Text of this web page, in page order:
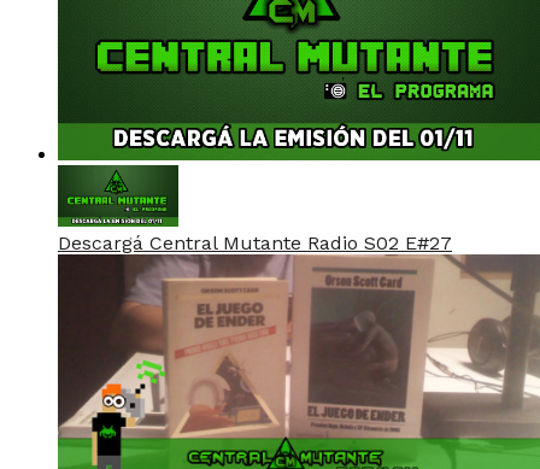
Descargá Central Mutante Radio S02 E#27